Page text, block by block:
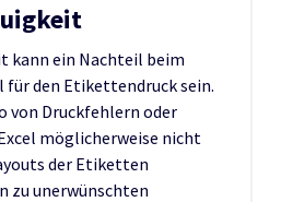
kann ein Nachteil beim
für den Etikettendruck sein.
von Druckfehlern oder
möglicherweise nicht
der Etiketten
zu unerwünschten